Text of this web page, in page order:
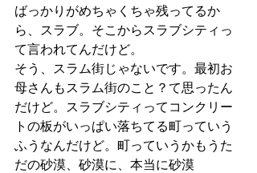
ばっかりがめちゃくちゃ残ってるか
ら、スラブ。そこからスラブシティっ
て言われてんだけど。
そう、スラム街じゃないです。最初お
母さんもスラム街のこと？て思ったん
だけど。スラブシティってコンクリー
トの板がいっぱい落ちてる町っていう
ふうなんだけど。町っていうかもうた
だの砂漠、砂漠に、本当に砂漠